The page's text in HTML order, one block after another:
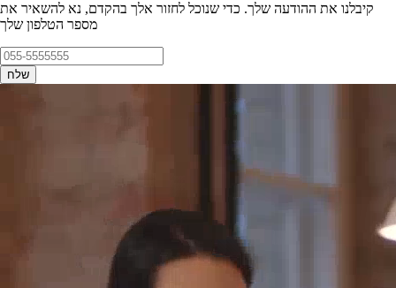
קיבלנו את ההודעה שלך. כדי שנוכל לחזור אלך בהקדם, נא להשאיר את
מספר הטלפון שלך
שלח